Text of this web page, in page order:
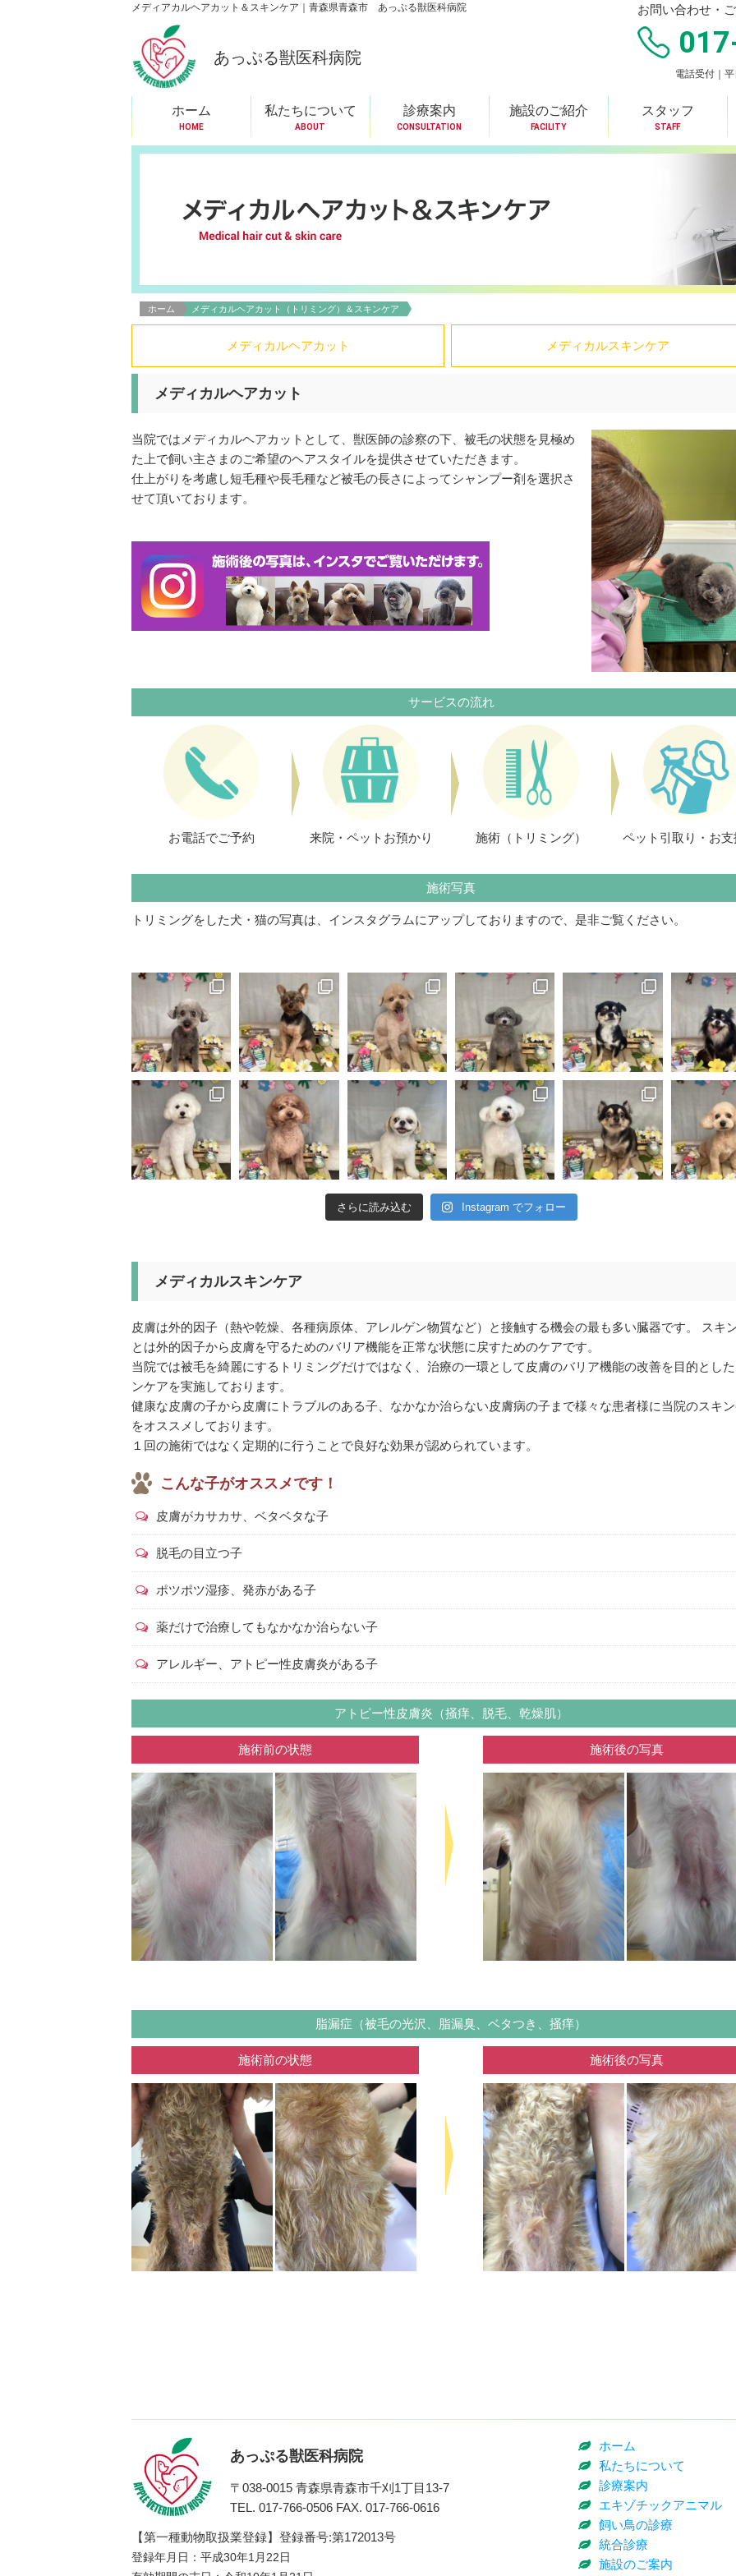
メディアカルヘアカット＆スキンケア｜青森県青森市 あっぷる獣医科病院
あっぷる獣医科病院
お問い合わせ・
電話受付｜
ホーム
HOME
私たちについて
ABOUT
診療案内
CONSULTATION
施設のご紹介
FACILITY
スタッフ
STAFF
ホーム メディカルヘアカット（トリミング）＆スキンケア
メディカルヘアカット メディカルスキンケア
メディカルヘアカット
当院ではメディカルヘアカットとして、獣医師の診察の下、被毛の状態を見極め
た上で飼い主さまのご希望のヘアスタイルを提供させていただきます。
仕上がりを考慮し短毛種や長毛種など被毛の長さによってシャンプー剤を選択さ
せて頂いております。
サービスの流れ
お電話でご予約 来院・ペットお預かり 施術（トリミング） ペット引取り・お
施術写真
トリミングをした犬・猫の写真は、インスタグラムにアップしておりますので、是非ご覧ください。
さらに読み込む Instagram でフォロー
メディカルスキンケア
皮膚は外的因子（熱や乾燥、各種病原体、アレルゲン物質など）と接触する機会の最も多い臓器です。 スキ
とは外的因子から皮膚を守るためのバリア機能を正常な状態に戻すためのケアです。
当院では被毛を綺麗にするトリミングだけではなく、治療の一環として皮膚のバリア機能の改善を目的とし
ンケアを実施しております。
健康な皮膚の子から皮膚にトラブルのある子、なかなか治らない皮膚病の子まで様々な患者様に当院のスキ
をオススメしております。
１回の施術ではなく定期的に行うことで良好な効果が認められています。
こんな子がオススメです！
皮膚がカサカサ、ベタベタな子
脱毛の目立つ子
ポツポツ湿疹、発赤がある子
薬だけで治療してもなかなか治らない子
アレルギー、アトピー性皮膚炎がある子
アトピー性皮膚炎（掻痒、脱毛、乾燥肌）
施術前の状態 施術後の写真
脂漏症（被毛の光沢、脂漏臭、ベタつき、掻痒）
施術前の状態 施術後の写真
あっぷる獣医科病院
〒038-0015 青森県青森市千刈1丁目13-7
TEL. 017-766-0506 FAX. 017-766-0616
【第一種動物取扱業登録】登録番号:第172013号
登録年月日：平成30年1月22日
ホーム
私たちについて
診療案内
エキゾチックアニマル
飼い鳥の診療
統合診療
施設のご案内